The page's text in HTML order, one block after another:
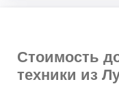
Стоимость
техники из